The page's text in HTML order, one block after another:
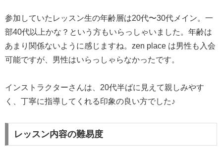
参加していたレッスン生の年齢層は20代〜30代メイン。一
部40代以上かな？という方もいらっしゃいました。年齢は
あまり関係ないように感じますね。zen place は男性も入会
可能ですが、男性はいらっしゃらなかったです。
インストラクターさんは、20代半ばに見えて親しみやす
く、丁寧に指導してくれる印象の良い方でした♪
レッスン内容の難易度